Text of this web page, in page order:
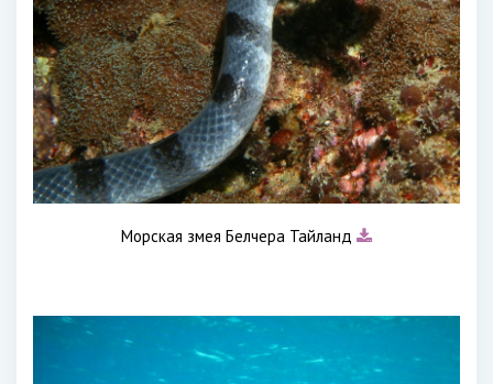
Морская змея Белчера Тайланд